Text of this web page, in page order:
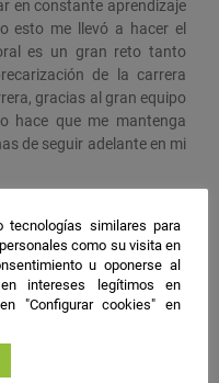
en constante aprendizaje
esto me llevó a hacer el
es un gran reto tanto
de la carrera
gracias al gran equipo
hace que me mantenga
de seguir adelante en mi
avance de la medicina
similares para
como su visita en
u oponerse al
intereses legítimos en
"Configurar cookies" en